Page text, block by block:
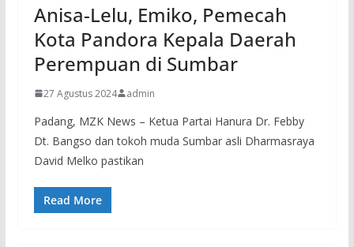
Anisa-Lelu, Emiko, Pemecah
Kota Pandora Kepala Daerah
Perempuan di Sumbar
27 Agustus 2024 admin
Padang, MZK News – Ketua Partai Hanura Dr. Febby
Dt. Bangso dan tokoh muda Sumbar asli Dharmasraya
David Melko pastikan
Read More